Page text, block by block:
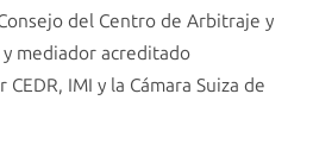
del Centro de Arbitraje y
mediador acreditado
IMI y la Cámara Suiza de